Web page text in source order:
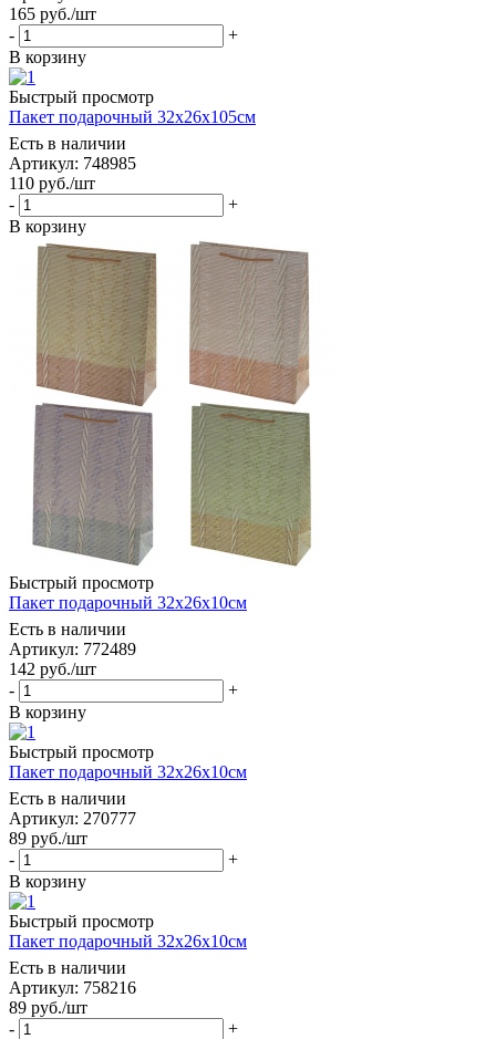
165 руб./шт
-
+
В корзину
Быстрый просмотр
Пакет подарочный 32х26х105см
Есть в наличии
Артикул: 748985
110 руб./шт
-
+
В корзину
Быстрый просмотр
Пакет подарочный 32х26х10см
Есть в наличии
Артикул: 772489
142 руб./шт
-
+
В корзину
Быстрый просмотр
Пакет подарочный 32х26х10см
Есть в наличии
Артикул: 270777
89 руб./шт
-
+
В корзину
Быстрый просмотр
Пакет подарочный 32х26х10см
Есть в наличии
Артикул: 758216
89 руб./шт
-
+